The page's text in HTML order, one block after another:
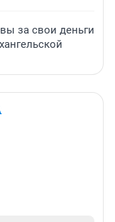
за свои деньги